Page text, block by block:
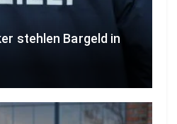
stehlen Bargeld in